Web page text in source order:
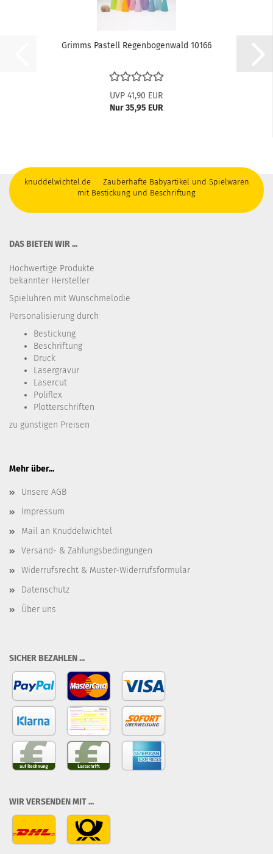
Grimms Pastell Regenbogenwald 10166
UVP 41,90 EUR
Nur 35,95 EUR
knuddelwichtel.de Zauberhafte Babyartikel und Spielwaren
mit Bestickung und Beschriftung
DAS BIETEN WIR ...
Hochwertige Produkte
bekannter Hersteller
Spieluhren mit Wunschmelodie
Personalisierung durch
Bestickung​
Beschriftung
Druck
Lasergravur
Lasercut
Poliflex
Plotterschriften
zu günstigen Preisen
Mehr über...
Unsere AGB
Impressum
Mail an Knuddelwichtel
Versand- & Zahlungsbedingungen
Widerrufsrecht & Muster-Widerrufsformular
Datenschutz
Über uns
SICHER BEZAHLEN ...
WIR VERSENDEN MIT ...